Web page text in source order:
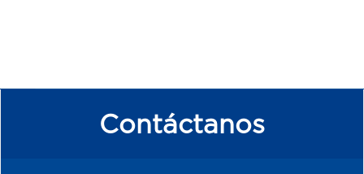
Contáctanos